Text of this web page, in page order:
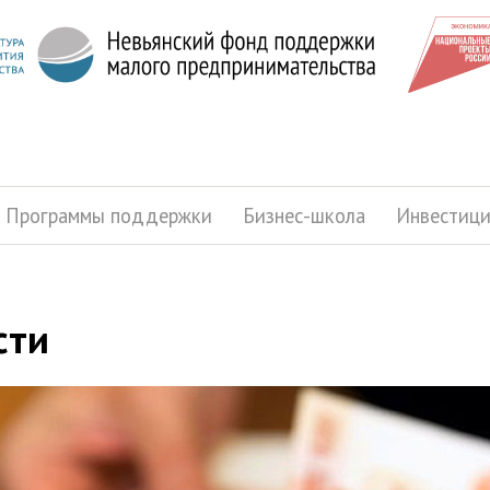
Программы поддержки Бизнес-школа